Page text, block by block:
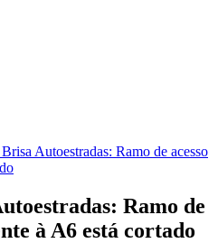
Autoestradas: Ramo de acesso
Ramo de
à A6 está cortado